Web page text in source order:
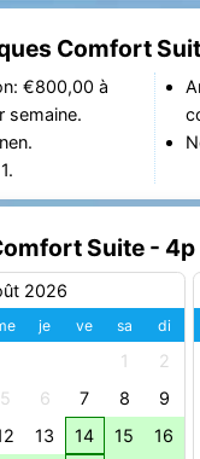
Comfort
€800,00 à
par semaine.
Suite -
2026
je ve sa di
1 2
5 6 7 8 9
13 14 15 16